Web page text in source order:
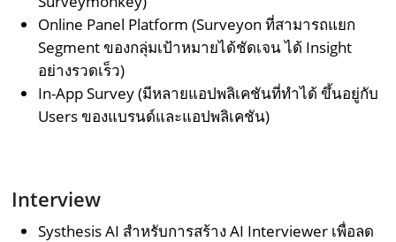
Online Panel Platform (Surveyon ที่สามารถแยก
Segment ของกลุ่มเป้าหมายได้ชัดเจน ได้ Insight
อย่างรวดเร็ว)
In-App Survey (มีหลายแอปพลิเคชันที่ทำได้ ขึ้นอยู่กับ
Users ของแบรนด์และแอปพลิเคชัน)
Interview
Systhesis AI สำหรับการสร้าง AI Interviewer เพื่อลด